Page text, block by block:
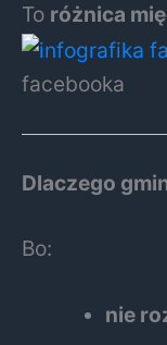
To różnica
facebooka
Dlaczego
Bo:
nie